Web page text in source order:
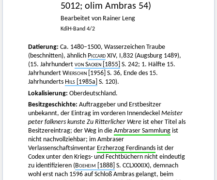
5012; olim Ambras 54)
Bearbeitet von Rainer Leng
KdiH-Band 4/2
Datierung: Ca. 1480–1500, Wasserzeichen Traube
(beschnitten), ähnlich Piccard XIV, I,832 (Augsburg 1489),
(15. Jahrhundert von Sacken [1855] S. 242; 1. Hälfte 15.
Jahrhundert Wierschin [1956] S. 36, Ende des 15.
Jahrhunderts Hils [1985a] S. 120).
Lokalisierung: Oberdeutschland.
Besitzgeschichte: Auftraggeber und Erstbesitzer
unbekannt, der Eintrag im vorderen Innendeckel Meister
peter falkners kunste Zu Ritterlicher Were ist eher Titel als
Besitzereintrag; der Weg in die Ambraser Sammlung ist
nicht nachvollziehbar; im Ambraser
Verlassenschaftsinventar Erzherzog Ferdinands ist der
Codex unter den Kriegs- und Fechtbüchern nicht eindeutig
zu identifizieren (Boeheim [1888] S. CCLXXXIX), demnach
wohl erst nach 1596 auf Schloß Ambras gelangt, beim